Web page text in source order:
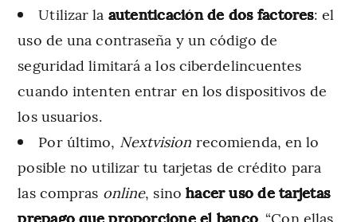
Utilizar la autenticación de dos factores: el
uso de una contraseña y un código de
seguridad limitará a los ciberdelincuentes
cuando intenten entrar en los dispositivos de
los usuarios.
Por último, Nextvision recomienda, en lo
posible no utilizar tu tarjetas de crédito para
las compras online, sino hacer uso de tarjetas
prepago que proporcione el banco. “Con ellas